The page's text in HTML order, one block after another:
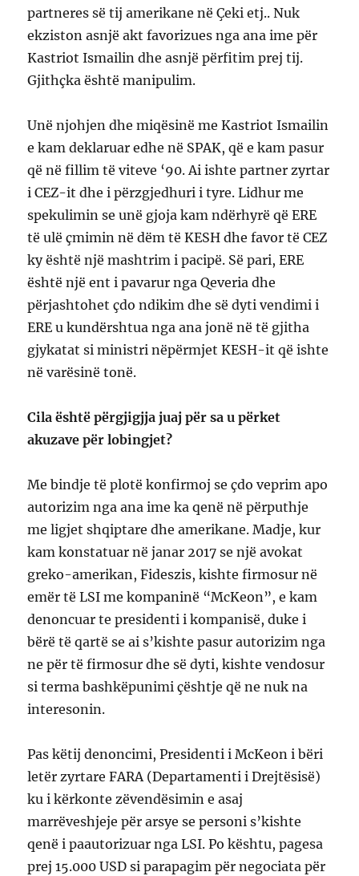
partneres së tij amerikane në Çeki etj.. Nuk
ekziston asnjë akt favorizues nga ana ime për
Kastriot Ismailin dhe asnjë përfitim prej tij.
Gjithçka është manipulim.
Unë njohjen dhe miqësinë me Kastriot Ismailin
e kam deklaruar edhe në SPAK, që e kam pasur
që në fillim të viteve ‘90. Ai ishte partner zyrtar
i CEZ-it dhe i përzgjedhuri i tyre. Lidhur me
spekulimin se unë gjoja kam ndërhyrë që ERE
të ulë çmimin në dëm të KESH dhe favor të CEZ
ky është një mashtrim i pacipë. Së pari, ERE
është një ent i pavarur nga Qeveria dhe
përjashtohet çdo ndikim dhe së dyti vendimi i
ERE u kundërshtua nga ana jonë në të gjitha
gjykatat si ministri nëpërmjet KESH-it që ishte
në varësinë tonë.
Cila është përgjigjja juaj për sa u përket
akuzave për lobingjet?
Me bindje të plotë konfirmoj se çdo veprim apo
autorizim nga ana ime ka qenë në përputhje
me ligjet shqiptare dhe amerikane. Madje, kur
kam konstatuar në janar 2017 se një avokat
greko-amerikan, Fideszis, kishte firmosur në
emër të LSI me kompaninë “McKeon”, e kam
denoncuar te presidenti i kompanisë, duke i
bërë të qartë se ai s’kishte pasur autorizim nga
ne për të firmosur dhe së dyti, kishte vendosur
si terma bashkëpunimi çështje që ne nuk na
interesonin.
Pas këtij denoncimi, Presidenti i McKeon i bëri
letër zyrtare FARA (Departamenti i Drejtësisë)
ku i kërkonte zëvendësimin e asaj
marrëveshjeje për arsye se personi s’kishte
qenë i paautorizuar nga LSI. Po kështu, pagesa
prej 15.000 USD si parapagim për negociata për